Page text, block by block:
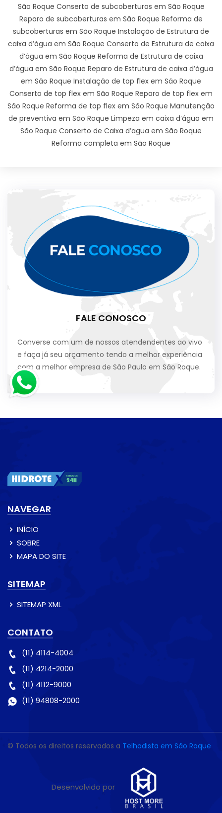
São Roque Conserto de subcoberturas em São Roque
Reparo de subcoberturas em São Roque Reforma de
subcoberturas em São Roque Instalação de Estrutura de
caixa d’água em São Roque Conserto de Estrutura de caixa
d’água em São Roque Reforma de Estrutura de caixa
d’água em São Roque Reparo de Estrutura de caixa d’água
em São Roque Instalação de top flex em São Roque
Conserto de top flex em São Roque Reparo de top flex em
São Roque Reforma de top flex em São Roque Manutenção
de preventiva em São Roque Limpeza em caixa d’água em
São Roque Conserto de Caixa d’agua em São Roque
Reforma completa em São Roque
FALE CONOSCO
Converse com um de nossos atendendentes ao vivo
e faça já seu orçamento tendo a melhor experiência
com a melhor empresa de São Paulo em São Roque.
NAVEGAR
INÍCIO
SOBRE
MAPA DO SITE
SITEMAP
SITEMAP XML
CONTATO
(11) 4114-4004
(11) 4214-2000
(11) 4112-9000
(11) 94808-2000
© Todos os direitos reservados a Telhadista em São Roque
Desenvolvido por